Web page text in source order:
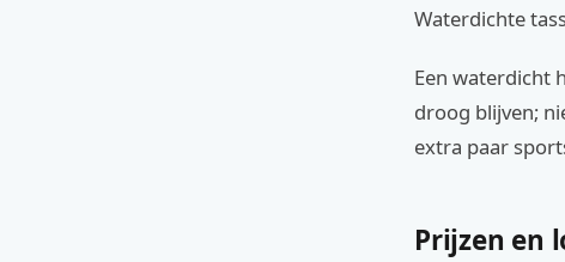
Waterdichte
Een waterdicht
droog blijven;
extra paar
Prijzen en